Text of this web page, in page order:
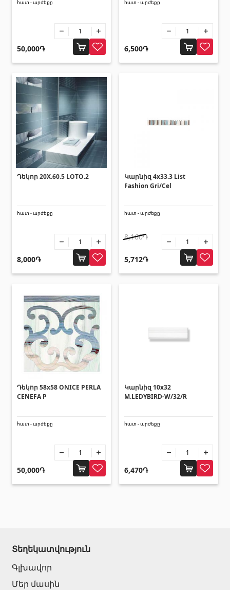
(27)
Պոլիկարբոնատե թերթեր և
Արևապաշտպան ծածկեր
Պոլիկարբոնատե թերթեր
Դռներ
Հովանոցներ(10)
Այլ տեսականի
Կղմինդր՝ կերամիկական
Ռադիատոր(4)
Բոլորը
հատ - արժեքը
50,000֏
հատ - արժեքը
6,500֏
Դեկոր 20X.60.5 LOTO.2
հատ - արժեքը
8,000֏
Կարնիզ 4x33.3 List
Fashion Gri/Cel
հատ - արժեքը
8,160֏
5,712֏
Դեկոր 58x58 ONICE PERLA
CENEFA P
հատ - արժեքը
50,000֏
Կարնիզ 10x32
M.LEDYBIRD-W/32/R
հատ - արժեքը
6,470֏
Տեղեկատվություն
Գլխավոր
Մեր մասին